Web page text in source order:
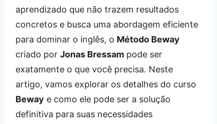
aprendizado que não trazem resultados
concretos e busca uma abordagem eficiente
para dominar o inglês, o Método Beway
criado por Jonas Bressam pode ser
exatamente o que você precisa. Neste
artigo, vamos explorar os detalhes do curso
Beway e como ele pode ser a solução
definitiva para suas necessidades